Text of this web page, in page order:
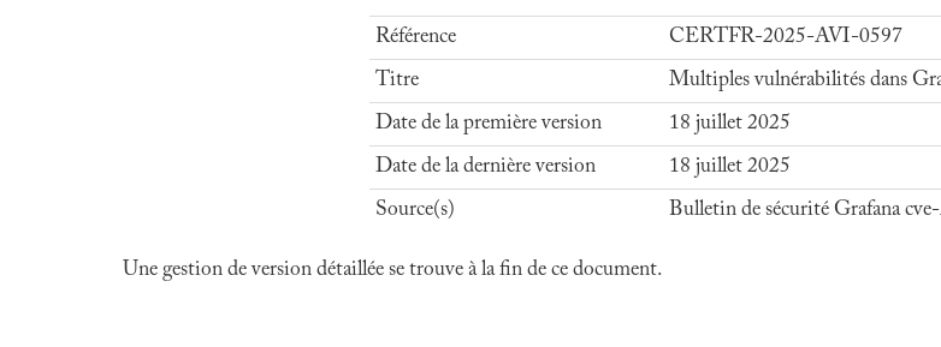
Référence
CERTFR-2025-AVI-0597
Titre
Multiples vulnérabilités dans
Date de la première version
18 juillet 2025
Date de la dernière version
18 juillet 2025
Source(s)
Bulletin de sécurité Grafana
Une gestion de version détaillée se trouve à la fin de ce document.